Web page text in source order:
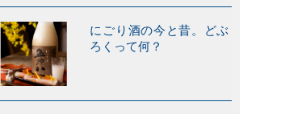
にごり酒の今と昔。どぶ
ろくって何？